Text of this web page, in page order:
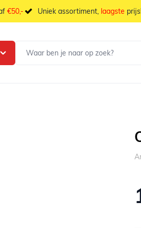
€50,- Uniek assortiment, laagste